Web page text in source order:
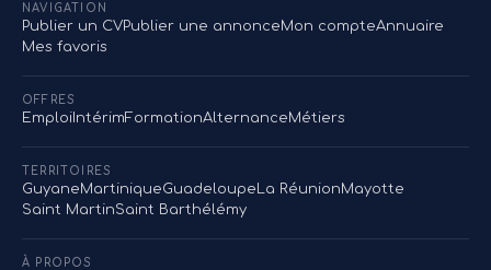
NAVIGATION
Publier un CVPublier une annonceMon compteAnnuaire
Mes favoris
OFFRES
EmploiIntérimFormationAlternanceMétiers
TERRITOIRES
GuyaneMartiniqueGuadeloupe La RéunionMayotte
Saint MartinSaint Barthélémy
À PROPOS